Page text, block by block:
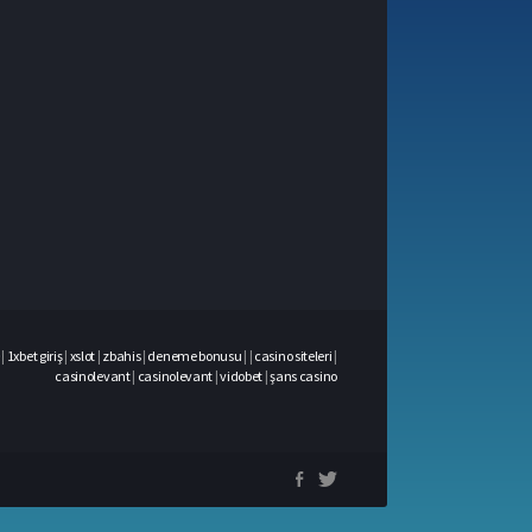
| 1xbet giriş| xslot | zbahis| deneme bonusu | | casino siteleri |
casinolevant| casinolevant |vidobet |şans casino